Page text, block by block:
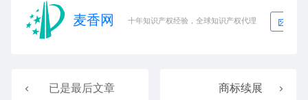
麦香网 十年知识产权经验，全球知识产权代理
已是最后文章 商标续展